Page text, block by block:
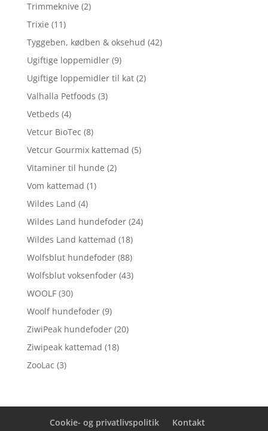
Trimmeknive (2)
Trixie (11)
Tyggeben, kødben & oksehud (42)
Ugiftige loppemidler (9)
Ugiftige loppemidler til kat (2)
Valhalla Petfoods (3)
Vetbeds (4)
Vetcur BioTec (8)
Vetcur Gourmix kattemad (5)
Vitaminer til hunde (2)
Vom kattemad (1)
Wildes Land (4)
Wildes Land hundefoder (24)
Wildes Land kattemad (18)
Wolfsblut hundefoder (88)
Wolfsblut voksenfoder (43)
WOOLF (30)
Woolf hundefoder (9)
ZiwiPeak hundefoder (20)
Ziwipeak kattemad (18)
ZooLac (3)
Cookie- og privatlivspolitik Kontakt